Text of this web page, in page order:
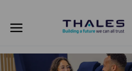
-